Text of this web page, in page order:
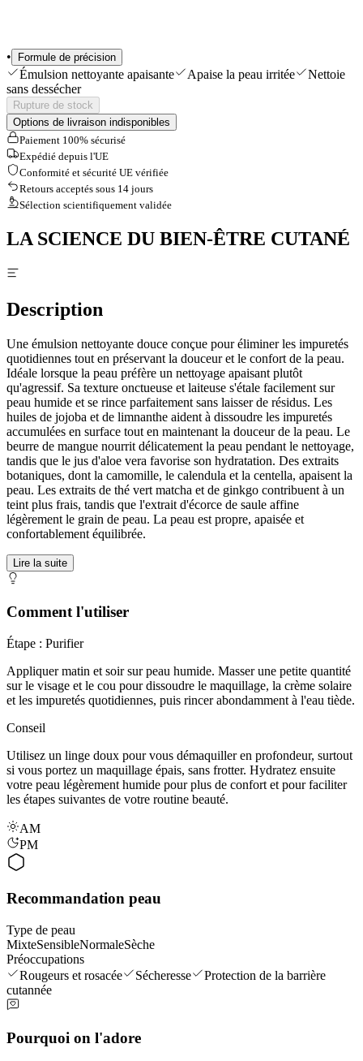
• Formule de précision
Émulsion nettoyante apaisante Apaise la peau irritée
Nettoie
sans dessécher
Rupture de stock
Options de livraison indisponibles
Paiement 100% sécurisé
Expédié depuis l'UE
Conformité et sécurité UE vérifiée
Retours acceptés sous 14 jours
Sélection scientifiquement validée
LA SCIENCE DU BIEN-ÊTRE CUTANÉ
Description
Une émulsion nettoyante douce conçue pour éliminer les impuretés
quotidiennes tout en préservant la douceur et le confort de la peau.
Idéale lorsque la peau préfère un nettoyage apaisant plutôt
qu'agressif. Sa texture onctueuse et laiteuse s'étale facilement sur
peau humide et se rince parfaitement sans laisser de résidus. Les
huiles de jojoba et de limnanthe aident à dissoudre les impuretés
accumulées en surface tout en maintenant la douceur de la peau. Le
beurre de mangue nourrit délicatement la peau pendant le nettoyage,
tandis que le jus d'aloe vera favorise son hydratation. Des extraits
botaniques, dont la camomille, le calendula et la centella, apaisent la
peau. Les extraits de thé vert matcha et de ginkgo contribuent à un
teint plus frais, tandis que l'extrait d'écorce de saule affine
légèrement le grain de peau. La peau est propre, apaisée et
confortablement équilibrée.
Lire la suite
Comment l'utiliser
Étape : Purifier
Appliquer matin et soir sur peau humide. Masser une petite quantité
sur le visage et le cou pour dissoudre le maquillage, la crème solaire
et les impuretés quotidiennes, puis rincer abondamment à l'eau tiède.
Conseil
Utilisez un linge doux pour vous démaquiller en profondeur, surtout
si vous portez un maquillage épais, sans frotter. Hydratez ensuite
votre peau légèrement humide pour plus de confort et pour faciliter
les étapes suivantes de votre routine beauté.
AM
PM
Recommandation peau
Type de peau
MixteSensibleNormaleSèche
Préoccupations
Rougeurs et rosacée
Sécheresse
Protection de la barrière
cutannée
Pourquoi on l'adore